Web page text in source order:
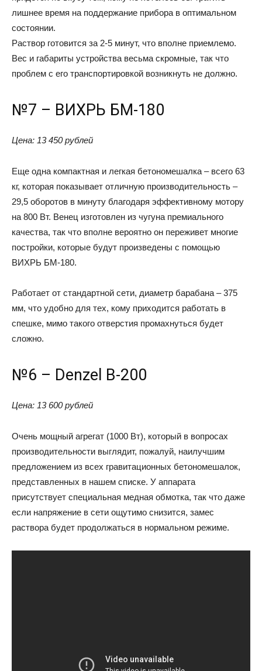
лишнее время на поддержание прибора в оптимальном
состоянии.
Раствор готовится за 2-5 минут, что вполне приемлемо.
Вес и габариты устройства весьма скромные, так что
проблем с его транспортировкой возникнуть не должно.
№7 – ВИХРЬ БМ-180
Цена: 13 450 рублей
Еще одна компактная и легкая бетономешалка – всего 63
кг, которая показывает отличную производительность –
29,5 оборотов в минуту благодаря эффективному мотору
на 800 Вт. Венец изготовлен из чугуна премиального
качества, так что вполне вероятно он переживет многие
постройки, которые будут произведены с помощью
ВИХРЬ БМ-180.
Работает от стандартной сети, диаметр барабана – 375
мм, что удобно для тех, кому приходится работать в
спешке, мимо такого отверстия промахнуться будет
сложно.
№6 – Denzel B-200
Цена: 13 600 рублей
Очень мощный агрегат (1000 Вт), который в вопросах
производительности выглядит, пожалуй, наилучшим
предложением из всех гравитационных бетономешалок,
представленных в нашем списке. У аппарата
присутствует специальная медная обмотка, так что даже
если напряжение в сети ощутимо снизится, замес
раствора будет продолжаться в нормальном режиме.